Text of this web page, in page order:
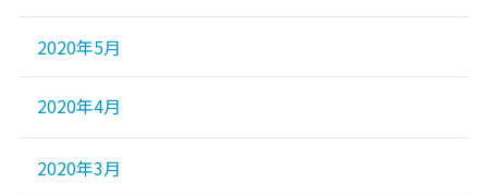
2020年5月
2020年4月
2020年3月